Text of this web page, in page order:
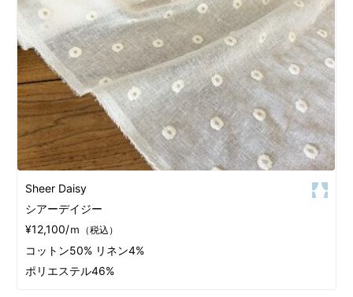
Sheer Daisy
シアーデイジー
¥12,100/ｍ （税込）
コットン50% リネン4%
ポリエステル46%